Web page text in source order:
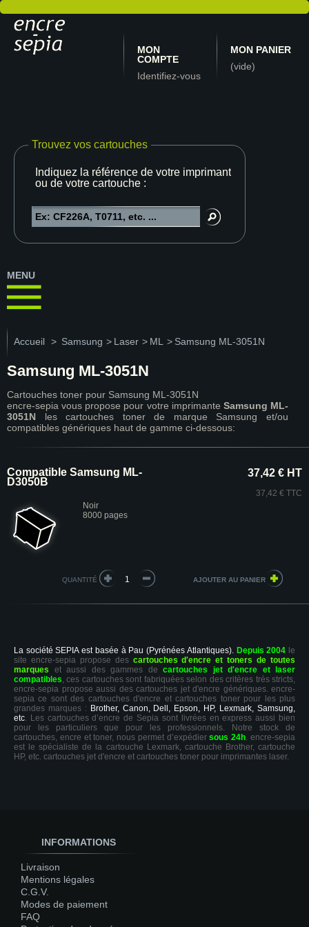
MON
COMPTE
Identifiez-vous
MON PANIER
(vide)
Trouvez vos cartouches
Indiquez la référence de votre imprimante
ou de votre cartouche :
MENU
Accueil > Samsung > Laser > ML > Samsung ML-3051N
Samsung ML-3051N
Cartouches toner pour Samsung ML-3051N
encre-sepia vous propose pour votre imprimante Samsung ML-
3051N les cartouches toner de marque Samsung et/ou
compatibles génériques haut de gamme ci-dessous:
Compatible Samsung ML-
D3050B
Noir
8000 pages
37,42 € HT
37,42 € TTC
QUANTITÉ
La société SEPIA est basée à Pau (Pyrénées Atlantiques). Depuis 2004 le
site encre-sepia propose des cartouches d'encre et toners de toutes
marques et aussi des gammes de cartouches jet d'encre et laser
compatibles, ces cartouches sont fabriquées selon des critères très stricts,
encre-sepia propose aussi des cartouches jet d'encre génériques. encre-
sepia ce sont des cartouches d'encre et cartouches toner pour les plus
grandes marques : Brother, Canon, Dell, Epson, HP, Lexmark, Samsung,
etc. Les cartouches d’encre de Sepia sont livrées en express aussi bien
pour les particuliers que pour les professionnels. Notre stock de
cartouches, encre et toner, nous permet d’expédiersous 24h. encre-sepia
est le spécialiste de la cartouche Lexmark, cartouche Brother, cartouche
HP, etc. cartouches jet d'encre et cartouches toner pour imprimantes laser.
INFORMATIONS
Livraison
Mentions légales
C.G.V.
Modes de paiement
FAQ